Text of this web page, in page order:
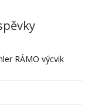
RÁMO výcvik